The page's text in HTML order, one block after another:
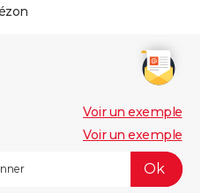
Voir un exemple
Voir un exemple